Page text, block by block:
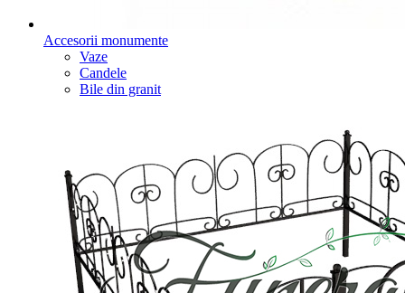
Accesorii monumente
Vaze
Candele
Bile din granit